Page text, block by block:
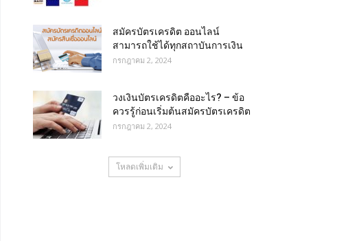
สมัครบัตรเครดิต ออนไลน์
สามารถใช้ได้ทุกสถาบันการเงิน
กรกฎาคม 2, 2024
วงเงินบัตรเครดิตคืออะไร? – ข้อ
ควรรู้ก่อนเริ่มต้นสมัครบัตรเครดิต
กรกฎาคม 2, 2024
โหลดเพิ่มเติม